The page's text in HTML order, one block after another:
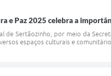
e Paz 2025 celebra a
de Sertãozinho, por meio da
espaços culturais e